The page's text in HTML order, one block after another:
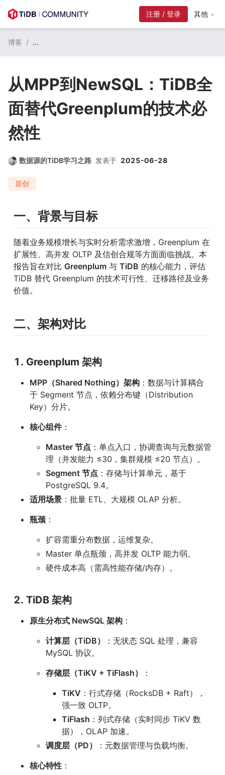
注册 / 登录 其他
博客 / ...
从MPP到NewSQL：TiDB全
面替代Greenplum的技术必
然性
数据源的TiDB学习之路 发表于 2025-06-28
原创
一、背景与目标
随着业务规模增长与实时分析需求激增，Greenplum 在
扩展性、高并发 OLTP 及信创合规等方面面临挑战。本
报告旨在对比 Greenplum 与 TiDB 的核心能力，评估
TiDB 替代 Greenplum 的技术可行性、迁移路径及业务
价值。
二、架构对比
1. Greenplum 架构
MPP（Shared Nothing）架构 ：数据与计算耦合
于 Segment 节点，依赖分布键（Distribution
Key）分片。
核心组件：
Master 节点 ：单点入口，协调查询与元数据管
理（并发能力 ≤30，集群规模 ≤20 节点）。
Segment 节点 ：存储与计算单元，基于
PostgreSQL 9.4。
适用场景 ：批量 ETL、大规模 OLAP 分析。
瓶颈 ：
扩容需重分布数据，运维复杂。
Master 单点瓶颈，高并发 OLTP 能力弱。
硬件成本高（需高性能存储/内存）。
2. TiDB 架构
原生分布式 NewSQL 架构 ：
计算层（TiDB）
：无状态 SQL 处理，兼容
MySQL 协议。
存储层（TiKV + TiFlash）
：
TiKV ：行式存储（RocksDB + Raft），
强一致 OLTP。
TiFlash ：列式存储（实时同步 TiKV 数
据），OLAP 加速。
调度层（PD）
：元数据管理与负载均衡。
核心特性 ：